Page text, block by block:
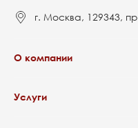
г. Москва, 129343,
О компании
Услуги